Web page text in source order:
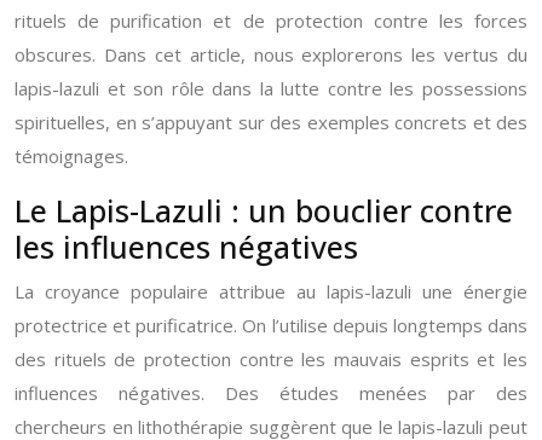
rituels de purification et de protection contre les forces
obscures. Dans cet article, nous explorerons les vertus du
lapis-lazuli et son rôle dans la lutte contre les possessions
spirituelles, en s’appuyant sur des exemples concrets et des
témoignages.
Le Lapis-Lazuli : un bouclier contre
les influences négatives
La croyance populaire attribue au lapis-lazuli une énergie
protectrice et purificatrice. On l’utilise depuis longtemps dans
des rituels de protection contre les mauvais esprits et les
influences négatives. Des études menées par des
chercheurs en lithothérapie suggèrent que le lapis-lazuli peut